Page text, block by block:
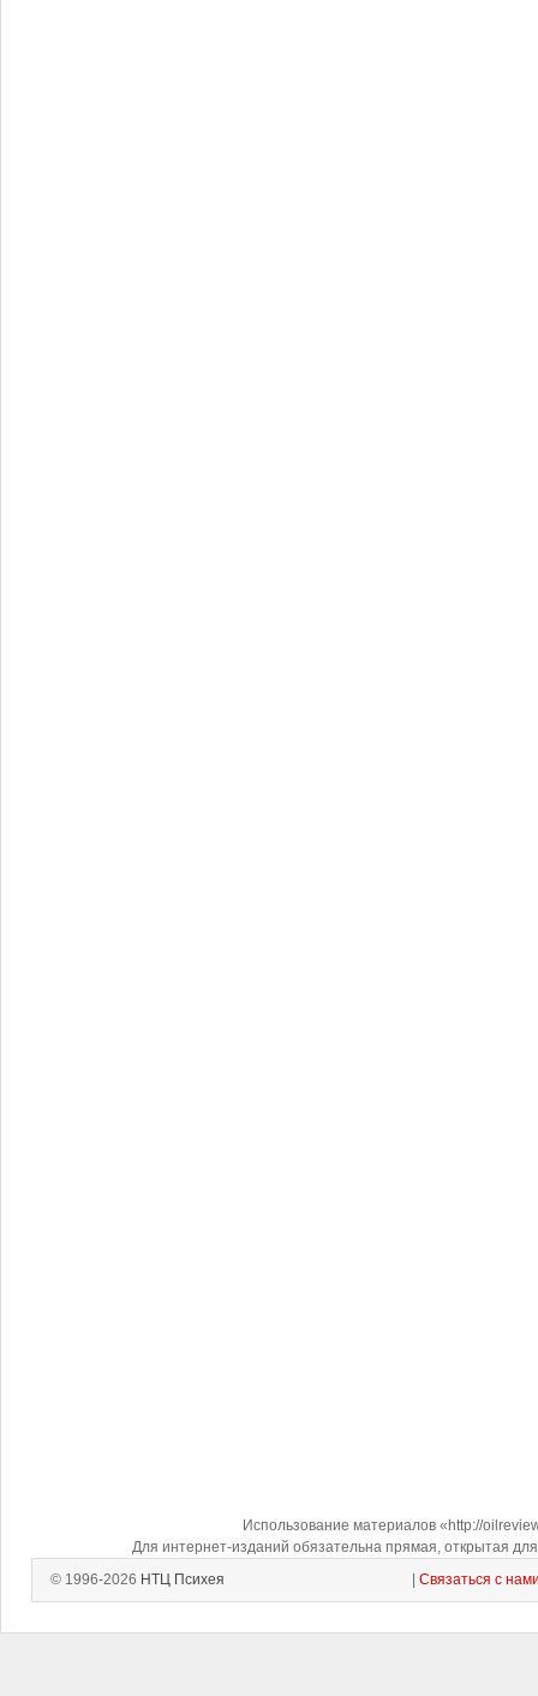
Использование материалов «http://
Для интернет-изданий обязательна прямая, открытая
© 1996-2026 НТЦ Психея Связаться с